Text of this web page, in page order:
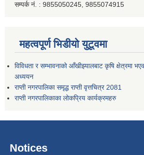
सम्पर्क नं. : 9855050245, 9855074915
महत्वपूर्ण भिडीयो युटूवमा
विविधता र सम्भावनाको आँखीझ्यालबाट कृषि क्षेत्रमा
अध्ययन
राप्ती नगरपालिका समृद्ध राप्ती वृत्तचित्र 2081
राप्ती नगरपालिकाका लोकप्रिय कार्यक्रमहरु
Notices